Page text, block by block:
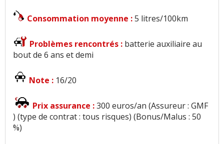
Consommation moyenne :5 litres/100km
Problèmes rencontrés : batterie auxiliaire au
bout de 6 ans et demi
Note : 16/20
Prix assurance :300 euros/an (Assureur : GMF
) (type de contrat : tous risques) (Bonus/Malus : 50
%)